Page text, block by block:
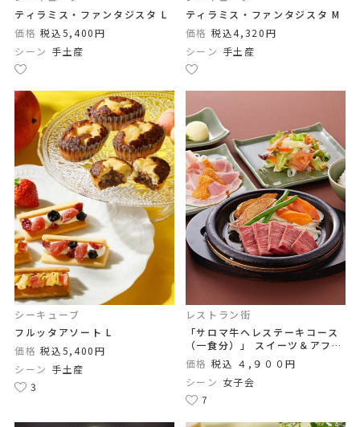
ティラミス・ファンタジスタ L
価格 税込5,400円
シーン 手土産
ティラミス・ファンタジスタ M
価格 税込4,320円
シーン 手土産
シーキューブ
フルッタアソート L
価格 税込5,400円
シーン 手土産
3
レストラン街
「サロマ牛ヘレステーキコース
（一食分）」 スイーツ＆アフタ
ーティー付
価格 税込 ４,９００円
シーン 女子会
7